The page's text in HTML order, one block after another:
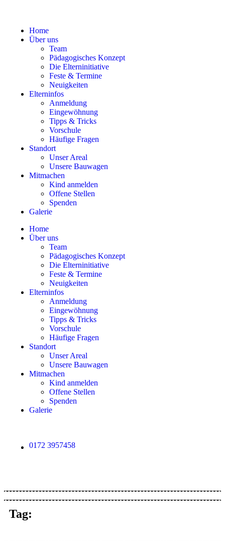
Home
Über uns
Team
Pädagogisches Konzept
Die Elterninitiative
Feste & Termine
Neuigkeiten
Elterninfos
Anmeldung
Eingewöhnung
Tipps & Tricks
Vorschule
Häufige Fragen
Standort
Unser Areal
Unsere Bauwagen
Mitmachen
Kind anmelden
Offene Stellen
Spenden
Galerie
Home
Über uns
Team
Pädagogisches Konzept
Die Elterninitiative
Feste & Termine
Neuigkeiten
Elterninfos
Anmeldung
Eingewöhnung
Tipps & Tricks
Vorschule
Häufige Fragen
Standort
Unser Areal
Unsere Bauwagen
Mitmachen
Kind anmelden
Offene Stellen
Spenden
Galerie
0172 3957458
Tag: